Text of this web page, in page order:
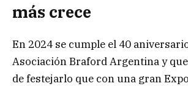
más crece
En 2024 se cumple el 40
Asociación Braford Argentina y
de festejarlo que con una gran